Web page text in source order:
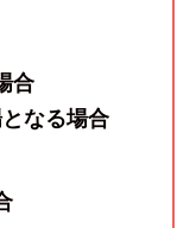
合
なる場合